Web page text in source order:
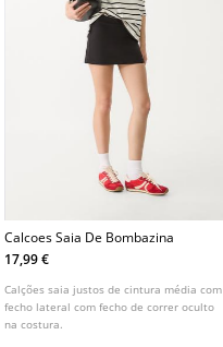
Calcoes Saia De Bombazina
17,99 €
Calções saia justos de cintura média com
fecho lateral com fecho de correr oculto
na costura.